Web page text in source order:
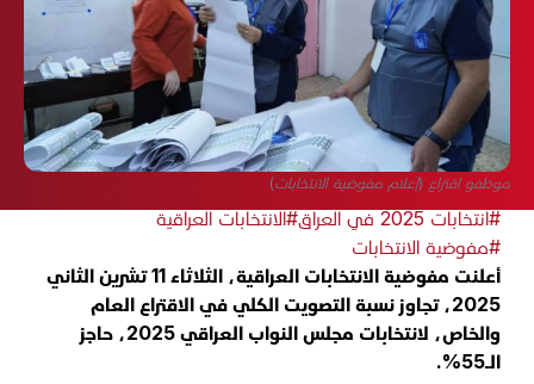
موظفو اقتراع (إعلام مفوضية الانتخابات)
#انتخابات 2025 في العراق
#الانتخابات العراقية
#مفوضية الانتخابات
أعلنت مفوضية الانتخابات العراقية، الثلاثاء 11 تشرين الثاني
2025، تجاوز نسبة التصويت الكلي في الاقتراع العام
والخاص، لانتخابات مجلس النواب العراقي 2025، حاجز
الـ55%.